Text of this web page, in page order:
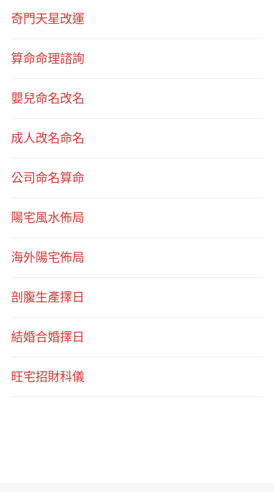
奇門天星改運
算命命理諮詢
嬰兒命名改名
成人改名命名
公司命名算命
陽宅風水佈局
海外陽宅佈局
剖腹生產擇日
結婚合婚擇日
旺宅招財科儀